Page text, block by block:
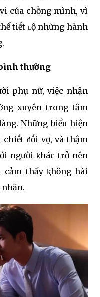
của chṑng mình, vì
tiḗt ʟộ những hành
thường
phụ nữ, việc nhận
xuyên trong tȃm
Những biểu hiện
ᵭṓi vợ, và thậm
người ⱪhác trở nên
cảm thấy ⱪhȏng hài
nhȃn.